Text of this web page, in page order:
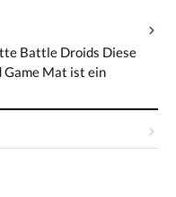
Battle Droids Diese
Mat ist ein